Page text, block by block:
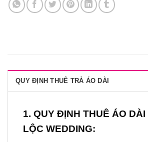
QUY ĐỊNH THUÊ TRẢ ÁO DÀI
1. QUY ĐỊNH THUÊ ÁO DÀI
LỘC WEDDING: